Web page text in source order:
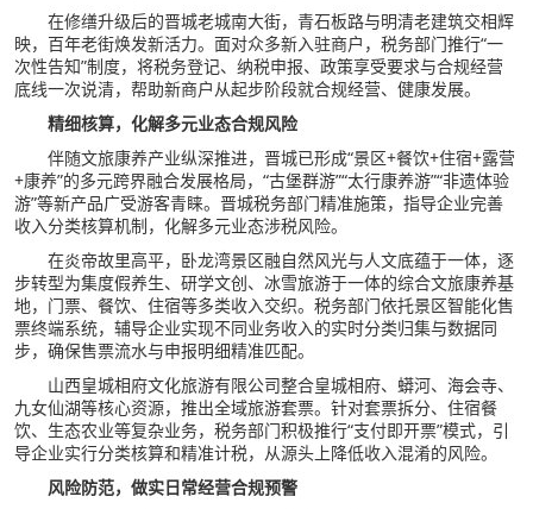
在修缮升级后的晋城老城南大街，青石板路与明清老建筑交相辉
映，百年老街焕发新活力。面对众多新入驻商户，税务部门推行“一
次性告知”制度，将税务登记、纳税申报、政策享受要求与合规经营
底线一次说清，帮助新商户从起步阶段就合规经营、健康发展。
精细核算，化解多元业态合规风险
伴随文旅康养产业纵深推进，晋城已形成“景区+餐饮+住宿+露营
+康养”的多元跨界融合发展格局，“古堡群游”“太行康养游”“非遗体验
游”等新产品广受游客青睐。晋城税务部门精准施策，指导企业完善
收入分类核算机制，化解多元业态涉税风险。
在炎帝故里高平，卧龙湾景区融自然风光与人文底蕴于一体，逐
步转型为集度假养生、研学文创、冰雪旅游于一体的综合文旅康养基
地，门票、餐饮、住宿等多类收入交织。税务部门依托景区智能化售
票终端系统，辅导企业实现不同业务收入的实时分类归集与数据同
步，确保售票流水与申报明细精准匹配。
山西皇城相府文化旅游有限公司整合皇城相府、蟒河、海会寺、
九女仙湖等核心资源，推出全域旅游套票。针对套票拆分、住宿餐
饮、生态农业等复杂业务，税务部门积极推行“支付即开票”模式，引
导企业实行分类核算和精准计税，从源头上降低收入混淆的风险。
风险防范，做实日常经营合规预警